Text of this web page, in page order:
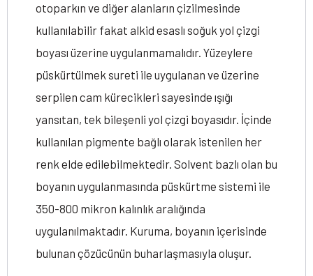
otoparkın ve diğer alanların çizilmesinde
kullanılabilir fakat alkid esaslı soğuk yol çizgi
boyası üzerine uygulanmamalıdır. Yüzeylere
püskürtülmek sureti ile uygulanan ve üzerine
serpilen cam kürecikleri sayesinde ışığı
yansıtan, tek bileşenli yol çizgi boyasıdır. İçinde
kullanılan pigmente bağlı olarak istenilen her
renk elde edilebilmektedir. Solvent bazlı olan bu
boyanın uygulanmasında püskürtme sistemi ile
350-800 mikron kalınlık aralığında
uygulanılmaktadır. Kuruma, boyanın içerisinde
bulunan çözücünün buharlaşmasıyla oluşur.